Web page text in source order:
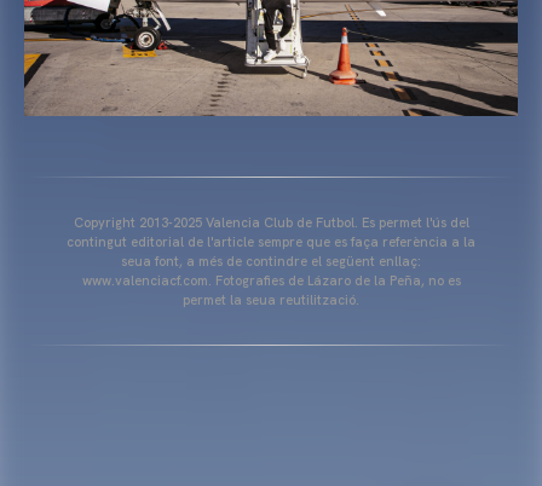
Copyright 2013-2025 Valencia Club de Futbol. Es permet l'ús del
contingut editorial de l'article sempre que es faça referència a la
seua font, a més de contindre el següent enllaç:
www.valenciacf.com. Fotografies de Lázaro de la Peña, no es
permet la seua reutilització.